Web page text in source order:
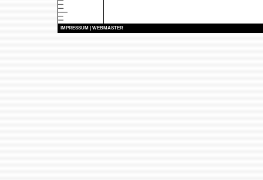
MPRESSUM WEBMASTER